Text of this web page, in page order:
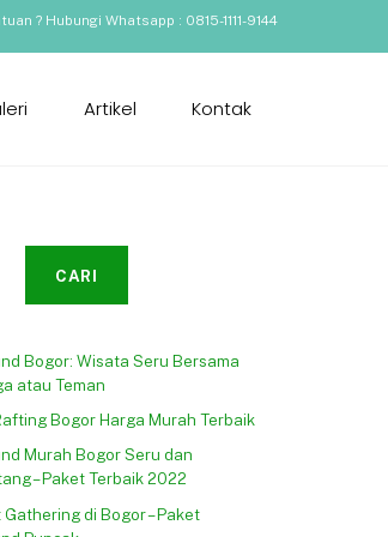
? Hubungi Whatsapp : 0815-1111-9144
Artikel Kontak
CARI
Bogor: Wisata Seru Bersama
atau Teman
Bogor Harga Murah Terbaik
Murah Bogor Seru dan
– Paket Terbaik 2022
Gathering di Bogor – Paket